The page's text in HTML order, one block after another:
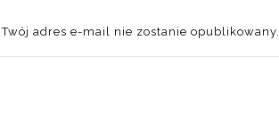
Twój adres e-mail nie zostanie opublikowany.